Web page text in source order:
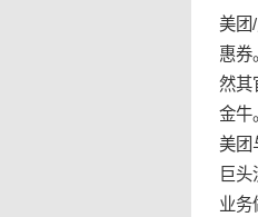
美团
惠券
然其
金牛
美团
巨
业务